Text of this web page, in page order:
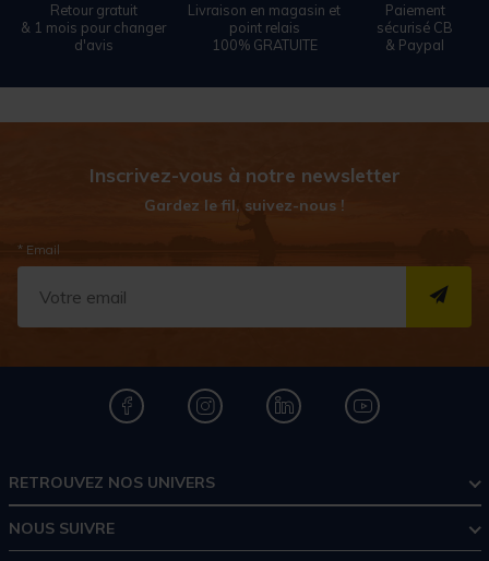
Retour gratuit
& 1 mois pour changer
d'avis
Livraison en magasin et
point relais
100% GRATUITE
Paiement
sécurisé CB
& Paypal
Inscrivez-vous à notre newsletter
Gardez le fil, suivez-nous !
* Email
RETROUVEZ NOS UNIVERS
NOUS SUIVRE